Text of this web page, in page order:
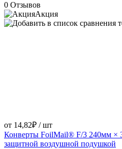
0 Отзывов
Акция
от 14,82₽ / шт
Конверты FoilMail® F/3 240мм ×
защитной воздушной подушкой